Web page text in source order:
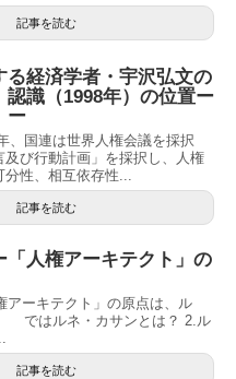
記事を読む
る経済学者・宇沢弘文の
認識（1998年）の位置ー
ー
国連は世界人権会議を採択
及び行動計画」を採択し、人権
分性、相互依存性...
記事を読む
「人権アーキテクト」の
ーキテクト」の原点は、ル
ではルネ・カサンとは？ 2.ル
記事を読む